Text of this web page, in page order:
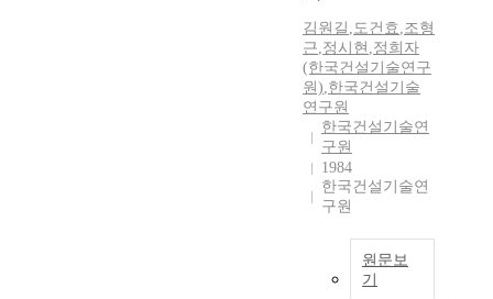
김원길 ,도건효 ,조형
근,정시현 ,정희자
(한국건설기술연구
원),한국건설기술
연구원
한국건설기술연
구원
1984
한국건설기술연
구원
원문보
기